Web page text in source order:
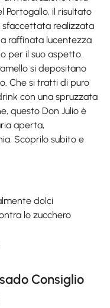
Portogallo, il risultato
realizzata
raffinata lucentezza
per il suo aspetto.
si depositano
Che si tratti di puro
con una spruzzata
questo Don Julio è
aperta,
Scoprilo subito e
dolci
lo zucchero
Consiglio